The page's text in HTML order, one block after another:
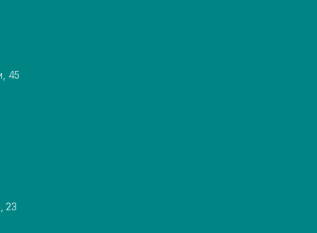
45
23